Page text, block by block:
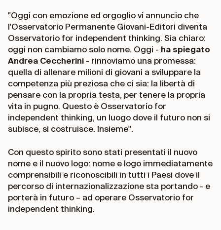
"Oggi con emozione ed orgoglio vi annuncio che
l'Osservatorio Permanente Giovani-Editori diventa
Osservatorio for independent thinking. Sia chiaro:
oggi non cambiamo solo nome. Oggi - ha spiegato
Andrea Ceccherini - rinnoviamo una promessa:
quella di allenare milioni di giovani a sviluppare la
competenza più preziosa che ci sia: la libertà di
pensare con la propria testa, per tenere la propria
vita in pugno. Questo è Osservatorio for
independent thinking, un luogo dove il futuro non si
subisce, si costruisce. Insieme".
Con questo spirito sono stati presentati il nuovo
nome e il nuovo logo: nome e logo immediatamente
comprensibili e riconoscibili in tutti i Paesi dove il
percorso di internazionalizzazione sta portando - e
porterà in futuro – ad operare Osservatorio for
independent thinking.